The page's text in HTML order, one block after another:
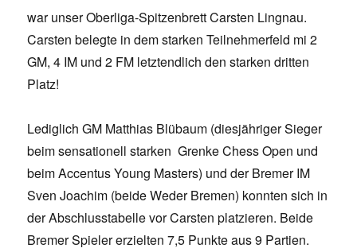
war unser Oberliga-Spitzenbrett Carsten Lingnau.
Carsten belegte in dem starken Teilnehmerfeld mi 2
GM, 4 IM und 2 FM letztendlich den starken dritten
Platz!
Lediglich GM Matthias Blübaum (diesjähriger Sieger
beim sensationell starken Grenke Chess Open und
beim Accentus Young Masters) und der Bremer IM
Sven Joachim (beide Weder Bremen) konnten sich in
der Abschlusstabelle vor Carsten platzieren. Beide
Bremer Spieler erzielten 7,5 Punkte aus 9 Partien.